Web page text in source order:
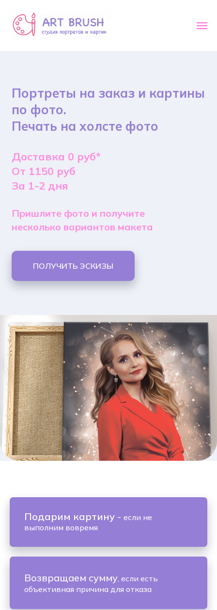
Портреты на заказ и картины
по фото.
Печать на холсте фото
Доставка 0 руб*
От 1150 руб
За 1-2 дня
Пришлите фото и получите
несколько вариантов макета
ПОЛУЧИТЬ ЭСКИЗЫ
Подарим картину - если не
выполним вовремя
Возвращаем сумму, если есть
объективная причина для отказа